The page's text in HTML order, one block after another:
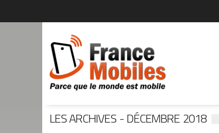
LES ARCHIVES - DÉCEMBRE 2018